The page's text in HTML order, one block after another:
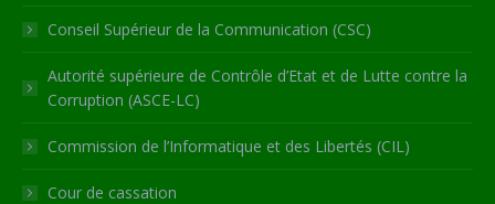
Conseil Supérieur de la Communication (CSC)
Autorité supérieure de Contrôle d’Etat et de Lutte contre la
Corruption (ASCE-LC)
Commission de l’Informatique et des Libertés (CIL)
Cour de cassation